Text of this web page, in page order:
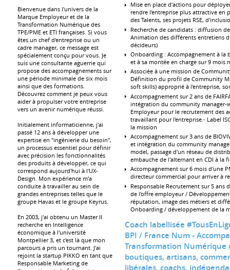
Bienvenue dans l'univers de la
Marque Employeur et de la
Transformation Numérique des
TPE/PME et ETI françaises. Si vous
êtes un chef d'entreprise ou un
cadre manager, ce message est
spécialement conçu pour vous. Je
suis une consultante aguerrie qui
propose des accompagnements sur
une période minimale de six mois
ainsi que des formations.
Découvrez comment je peux vous
aider à propulser votre entreprise
vers un avenir numérique réussi.
Initialement informaticienne, j'ai
passé 12 ans à développer une
expertise en "ingénierie du besoin",
un processus essentiel pour définir
avec précision les fonctionnalités
des produits à développer, ce qui
correspond aujourd'hui à l'UX-
Design. Mon expérience m'a
conduite à travailler au sein de
grandes entreprises telles que le
groupe Havas et le groupe Keyrus.
En 2003, j'ai obtenu un Master II
recherche en Intelligence
économique à l'université
Montpellier 3, et c'est là que mon
parcours a pris un tournant. J'ai
rejoint la startup PIKKO en tant que
Responsable Marketing de
Mise en place d'actions pour
rendre l'entreprise plus attractive en
des Talents, ses projets RSE,
Recherche de candidats : diffusion
Animation des différents entretiens
décideurs)
Onboarding : Accompagnement à la
et à sa montée en charge sur 9 mois
Associée à une mission de
Définition du profil de Community
soft skills) approprié à l'entreprise,
Accompagnement sur 2 ans de
intégration du community manager-
Employeur pour le recrutement des
travaillant pour l'entreprise.- Label
la mission
Accompagnement sur 3 ans de
et intégration du community
model, passage d'un réseau de
embauche de l'alternant en CDI à la
Accompagnement sur 6 mois d'une
directeur commercial pour arriver à
Responsable Recrutement sur 5
de l'offre employeur /
réputation, image des métiers et
Onboarding / développement de la
Coach labellisée
BPI / France Num -
Transformation Numérique
boutiques, artisans,
libérales, coachs,